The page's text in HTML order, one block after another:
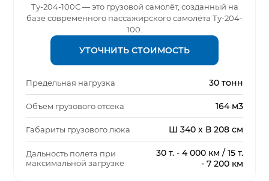
Ту-204-100С — это грузовой самолёт, созданный на
базе современного пассажирского самолёта Ту-204-
100.
УТОЧНИТЬ СТОИМОСТЬ
Предельная нагрузка 30 тонн
Объем грузового отсека 164 м3
Габариты грузового люка Ш 340 х В 208 см
Дальность полета при
максимальной загрузке
30 т. - 4 000 км / 15 т.
- 7 200 км